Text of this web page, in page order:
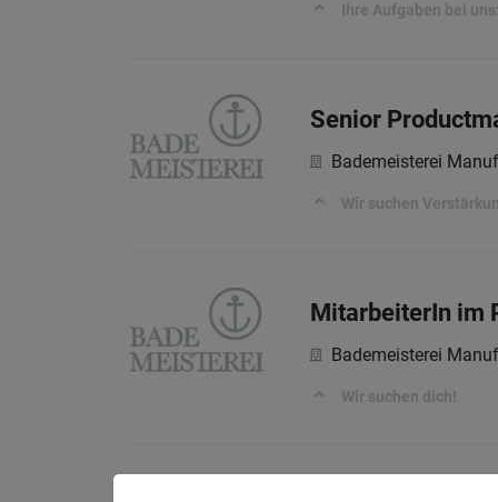
Ihre Aufgaben bei
Senior
Bademeisterei
Wir suchen
MitarbeiterIn im
Bademeisterei
Wir suchen dich!